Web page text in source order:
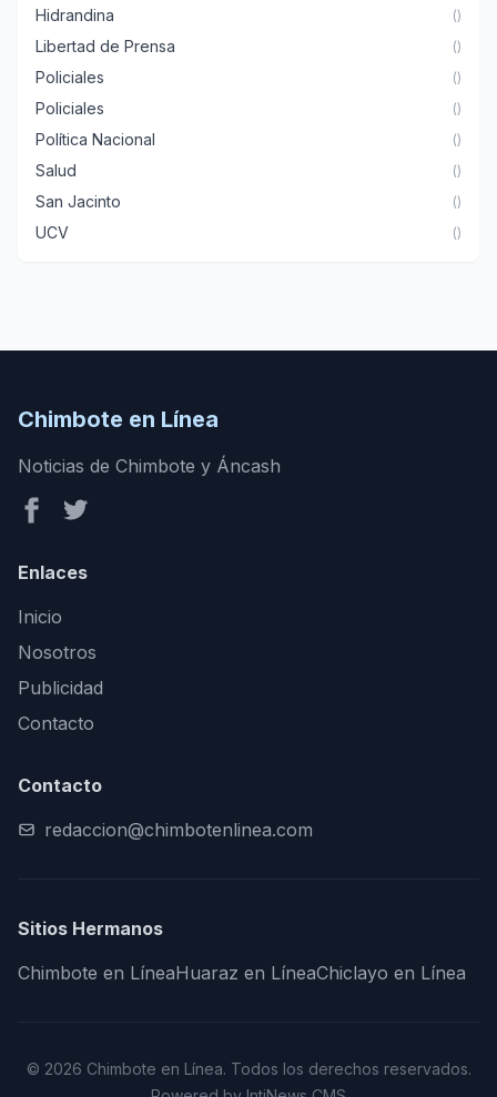
Hidrandina ()
Libertad de Prensa ()
Policiales ()
Policiales ()
Política Nacional ()
Salud ()
San Jacinto ()
UCV ()
Chimbote en Línea
Noticias de Chimbote y Áncash
Enlaces
Inicio
Nosotros
Publicidad
Contacto
Contacto
redaccion@chimbotenlinea.com
Sitios Hermanos
Chimbote en LíneaHuaraz en LíneaChiclayo en Línea
© 2026 Chimbote en Línea. Todos los derechos reservados.